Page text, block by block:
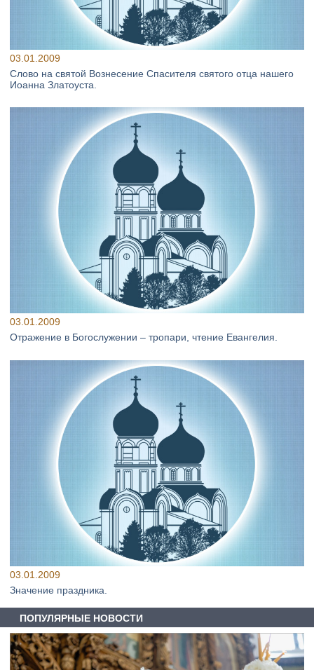
03.01.2009
Слово на святой Вознесение Спасителя святого отца нашего
Иоанна Златоуста.
03.01.2009
Отражение в Богослужении – тропари, чтение Евангелия.
03.01.2009
Значение праздника.
ПОПУЛЯРНЫЕ НОВОСТИ